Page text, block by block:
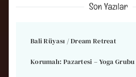
Son Yazılar
Bali Rüyası / Dream Retreat
Korumalı: Pazartesi – Yoga Grubu